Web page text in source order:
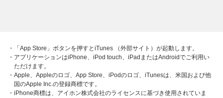
・「App Store」ボタンを押すとiTunes （外部サイト）が起動します。
・アプリケーションはiPhone、iPod touch、iPadまたはAndroidでご利用い
ただけます。
・Apple、Appleのロゴ、App Store、iPodのロゴ、iTunesは、米国および他
国のApple Inc.の登録商標です。
・iPhone商標は、アイホン株式会社のライセンスに基づき使用されていま